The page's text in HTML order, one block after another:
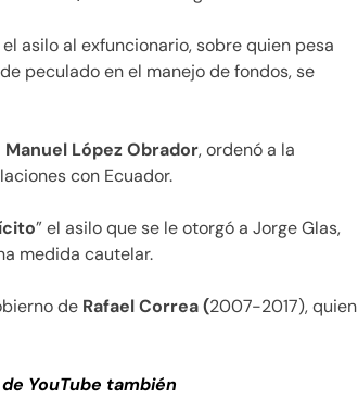
asilo al exfuncionario, sobre quien pesa
peculado en el manejo de fondos, se
López Obrador, ordenó a la
con Ecuador.
” el asilo que se le otorgó a Jorge Glas,
medida cautelar.
de Rafael Correa (2007-2017), quien
YouTube también